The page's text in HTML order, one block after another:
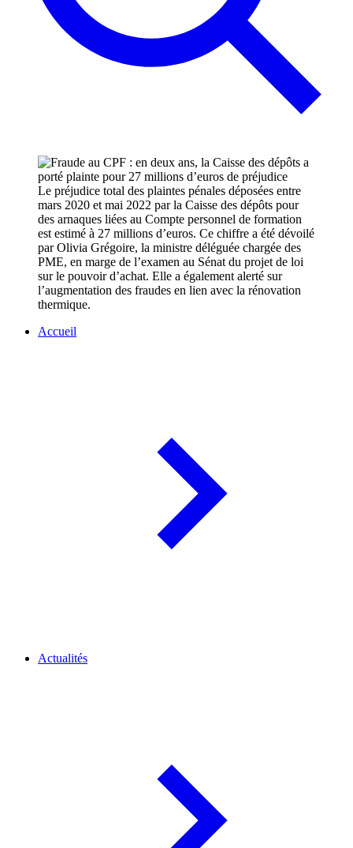
Le préjudice total des plaintes pénales déposées entre
mars 2020 et mai 2022 par la Caisse des dépôts pour
des arnaques liées au Compte personnel de formation
est estimé à 27 millions d’euros. Ce chiffre a été dévoilé
par Olivia Grégoire, la ministre déléguée chargée des
PME, en marge de l’examen au Sénat du projet de loi
sur le pouvoir d’achat. Elle a également alerté sur
l’augmentation des fraudes en lien avec la rénovation
thermique.
Accueil
Actualités